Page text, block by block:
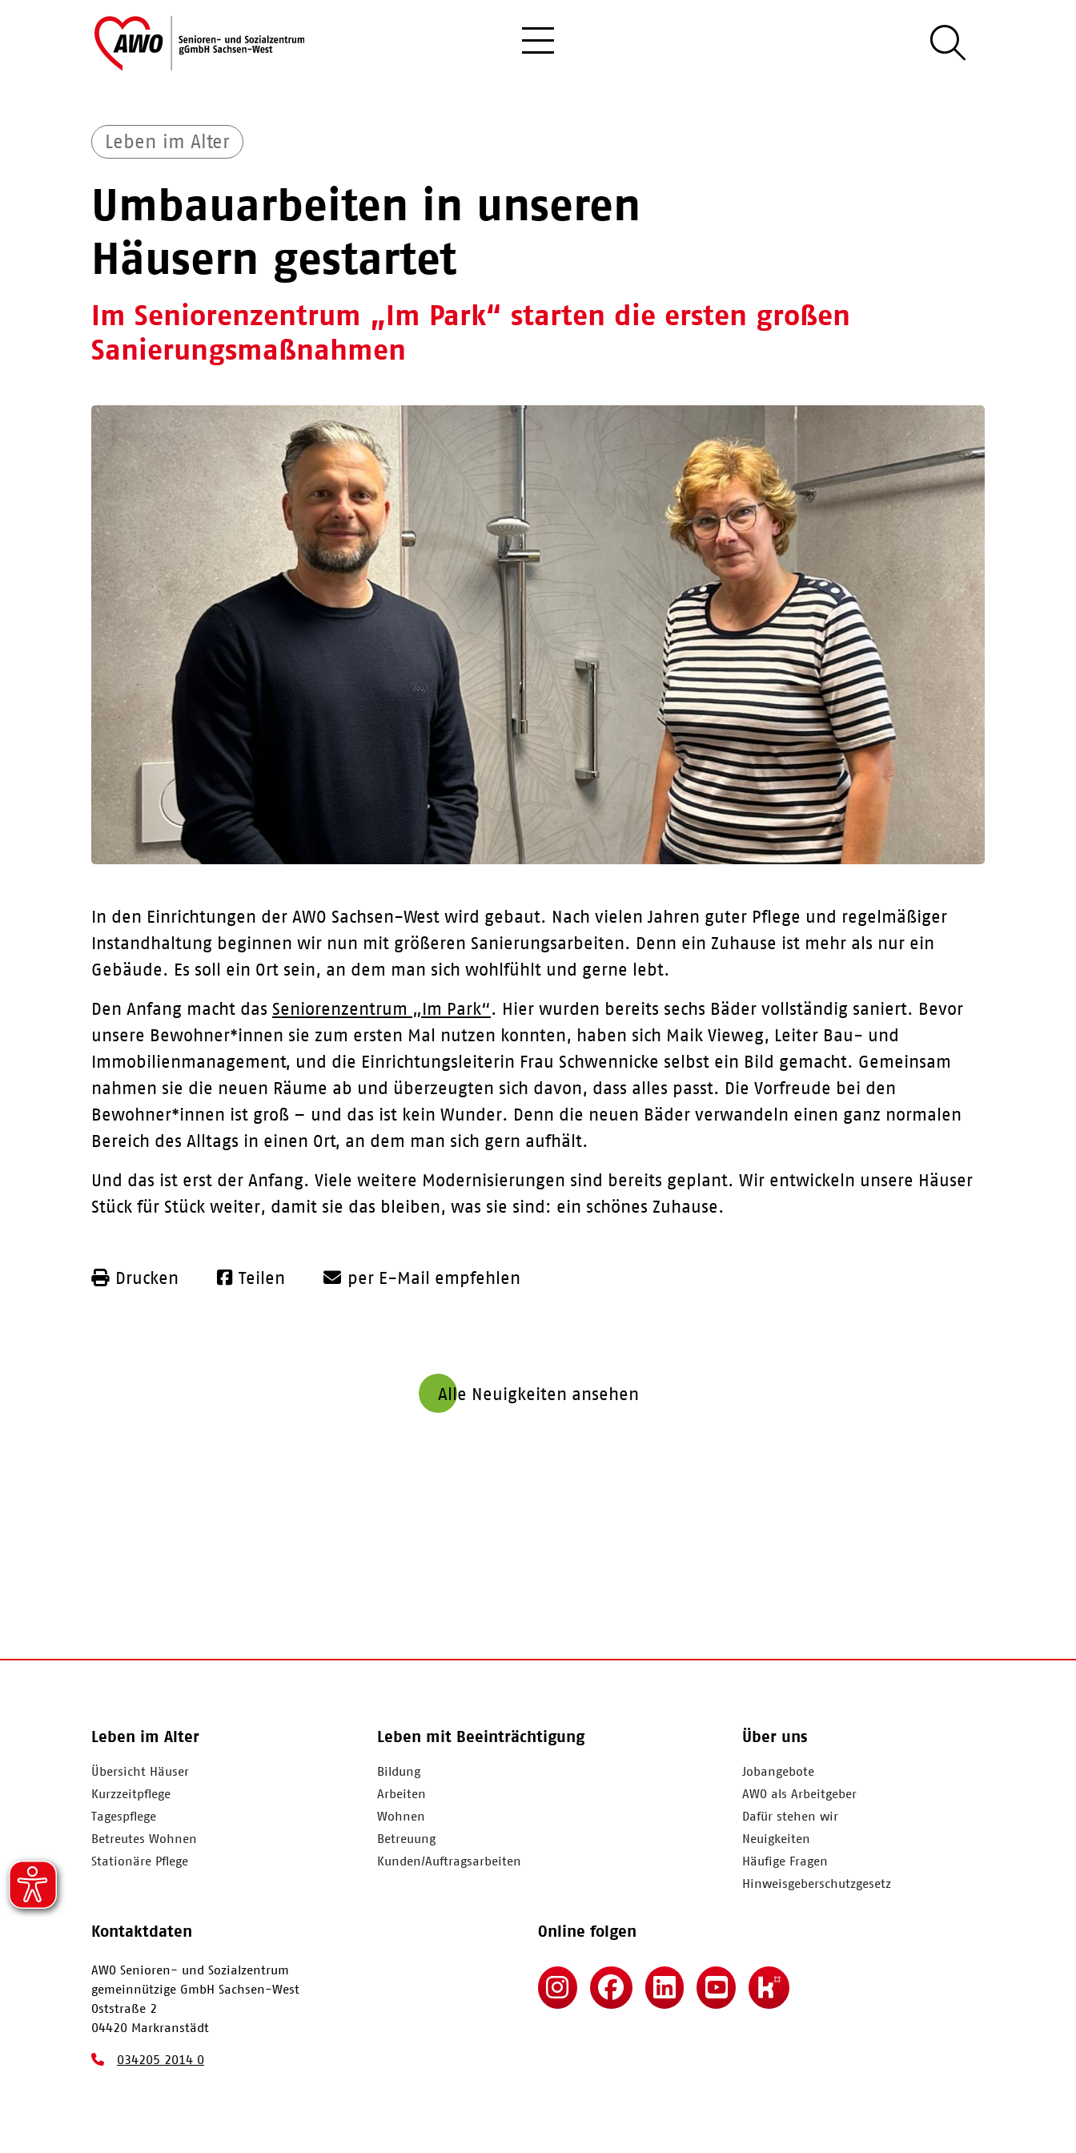
Leben im Alter
Umbauarbeiten in unseren
Häusern gestartet
Im Seniorenzentrum „Im Park“ starten die ersten großen
Sanierungsmaßnahmen
In den Einrichtungen der AWO Sachsen-West wird gebaut. Nach vielen Jahren guter Pflege und regelmäßiger
Instandhaltung beginnen wir nun mit größeren Sanierungsarbeiten. Denn ein Zuhause ist mehr als nur ein
Gebäude. Es soll ein Ort sein, an dem man sich wohlfühlt und gerne lebt.
Den Anfang macht das Seniorenzentrum „Im Park“. Hier wurden bereits sechs Bäder vollständig saniert. Bevor
unsere Bewohner*innen sie zum ersten Mal nutzen konnten, haben sich Maik Vieweg, Leiter Bau- und
Immobilienmanagement, und die Einrichtungsleiterin Frau Schwennicke selbst ein Bild gemacht. Gemeinsam
nahmen sie die neuen Räume ab und überzeugten sich davon, dass alles passt. Die Vorfreude bei den
Bewohner*innen ist groß – und das ist kein Wunder. Denn die neuen Bäder verwandeln einen ganz normalen
Bereich des Alltags in einen Ort, an dem man sich gern aufhält.
Und das ist erst der Anfang. Viele weitere Modernisierungen sind bereits geplant. Wir entwickeln unsere Häuser
Stück für Stück weiter, damit sie das bleiben, was sie sind: ein schönes Zuhause.
Drucken Teilen per E-Mail empfehlen
Alle Neuigkeiten ansehen
Leben im Alter
Übersicht Häuser
Kurzzeitpflege
Tagespflege
Betreutes Wohnen
Stationäre Pflege
Leben mit Beeinträchtigung
Bildung
Arbeiten
Wohnen
Betreuung
Kunden/Auftragsarbeiten
Über uns
Jobangebote
AWO als Arbeitgeber
Dafür stehen wir
Neuigkeiten
Häufige Fragen
Hinweisgeberschutzgesetz
Kontaktdaten
AWO Senioren- und Sozialzentrum
gemeinnützige GmbH Sachsen-West
Oststraße 2
04420 Markranstädt
034205 2014 0
Online folgen